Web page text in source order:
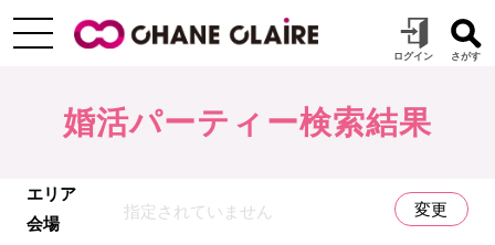
婚活パーティー検索結果
エリア
会場
指定されていません 変更